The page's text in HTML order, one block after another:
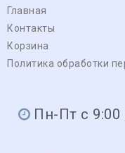
Главная
Контакты
Корзина
Политика обработки
Пн-Пт с 9:00